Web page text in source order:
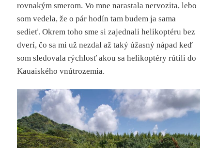
rovnakým smerom. Vo mne narastala nervozita, lebo
som vedela, že o pár hodín tam budem ja sama
sedieť. Okrem toho sme si zajednali helikoptéru bez
dverí, čo sa mi už nezdal až taký úžasný nápad keď
som sledovala rýchlosť akou sa helikoptéry rútili do
Kauaiského vnútrozemia.